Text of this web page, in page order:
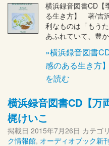
横浜録音図書CD【
る生き方】 著/吉
利なものは「もう
あふれていて、豊
»横浜録音図書
感のある生き方
を読む
横浜録音図書CD【
梶けいこ
掲載日 2015年7月26日 カテゴ
ク情報館, オーディオブック新